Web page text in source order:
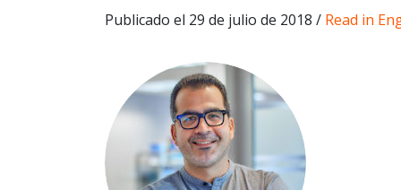
Publicado el 29 de julio de 2018 / Read in